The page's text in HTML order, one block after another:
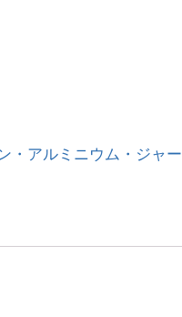
・アルミニウム・ジャー